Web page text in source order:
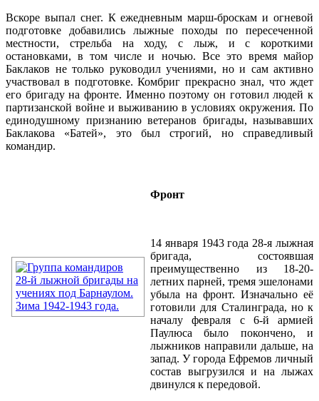
Вскоре выпал снег. К ежедневным марш-броскам и огневой
подготовке добавились лыжные походы по пересеченной
местности, стрельба на ходу, с лыж, и с короткими
остановками, в том числе и ночью. Все это время майор
Баклаков не только руководил учениями, но и сам активно
участвовал в подготовке. Комбриг прекрасно знал, что ждет
его бригаду на фронте. Именно поэтому он готовил людей к
партизанской войне и выживанию в условиях окружения. По
единодушному признанию ветеранов бригады, называвших
Баклакова «Батей», это был строгий, но справедливый
командир.
Фронт
14 января 1943 года 28-я лыжная
бригада, состоявшая
преимущественно из 18-20-
летних парней, тремя эшелонами
убыла на фронт. Изначально её
готовили для Сталинграда, но к
началу февраля с 6-й армией
Паулюса было покончено, и
лыжников направили дальше, на
запад. У города Ефремов личный
состав выгрузился и на лыжах
двинулся к передовой.